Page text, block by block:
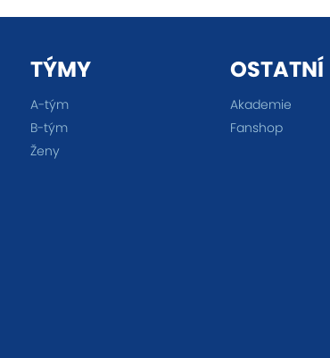
TÝMY
A-tým
B-tým
Ženy
OSTATNÍ
Akademie
Fanshop